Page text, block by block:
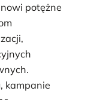
potężne
kampanie